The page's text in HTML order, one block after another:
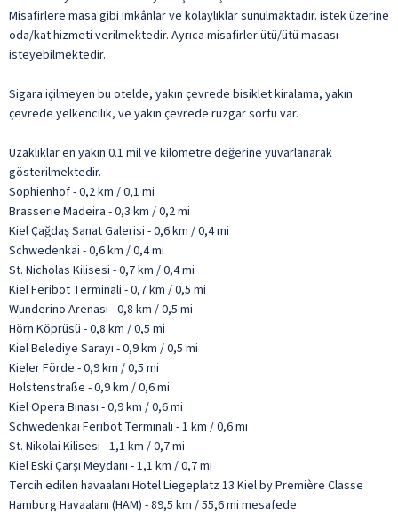
Misafirlere masa gibi imkânlar ve kolaylıklar sunulmaktadır. istek üzerine
oda/kat hizmeti verilmektedir. Ayrıca misafirler ütü/ütü masası
isteyebilmektedir.
Sigara içilmeyen bu otelde, yakın çevrede bisiklet kiralama, yakın
çevrede yelkencilik, ve yakın çevrede rüzgar sörfü var.
Uzaklıklar en yakın 0.1 mil ve kilometre değerine yuvarlanarak
gösterilmektedir.
Sophienhof - 0,2 km / 0,1 mi
Brasserie Madeira - 0,3 km / 0,2 mi
Kiel Çağdaş Sanat Galerisi - 0,6 km / 0,4 mi
Schwedenkai - 0,6 km / 0,4 mi
St. Nicholas Kilisesi - 0,7 km / 0,4 mi
Kiel Feribot Terminali - 0,7 km / 0,5 mi
Wunderino Arenası - 0,8 km / 0,5 mi
Hörn Köprüsü - 0,8 km / 0,5 mi
Kiel Belediye Sarayı - 0,9 km / 0,5 mi
Kieler Förde - 0,9 km / 0,5 mi
Holstenstraße - 0,9 km / 0,6 mi
Kiel Opera Binası - 0,9 km / 0,6 mi
Schwedenkai Feribot Terminali - 1 km / 0,6 mi
St. Nikolai Kilisesi - 1,1 km / 0,7 mi
Kiel Eski Çarşı Meydanı - 1,1 km / 0,7 mi
Tercih edilen havaalanı Hotel Liegeplatz 13 Kiel by Première Classe
Hamburg Havaalanı (HAM) - 89,5 km / 55,6 mi mesafede